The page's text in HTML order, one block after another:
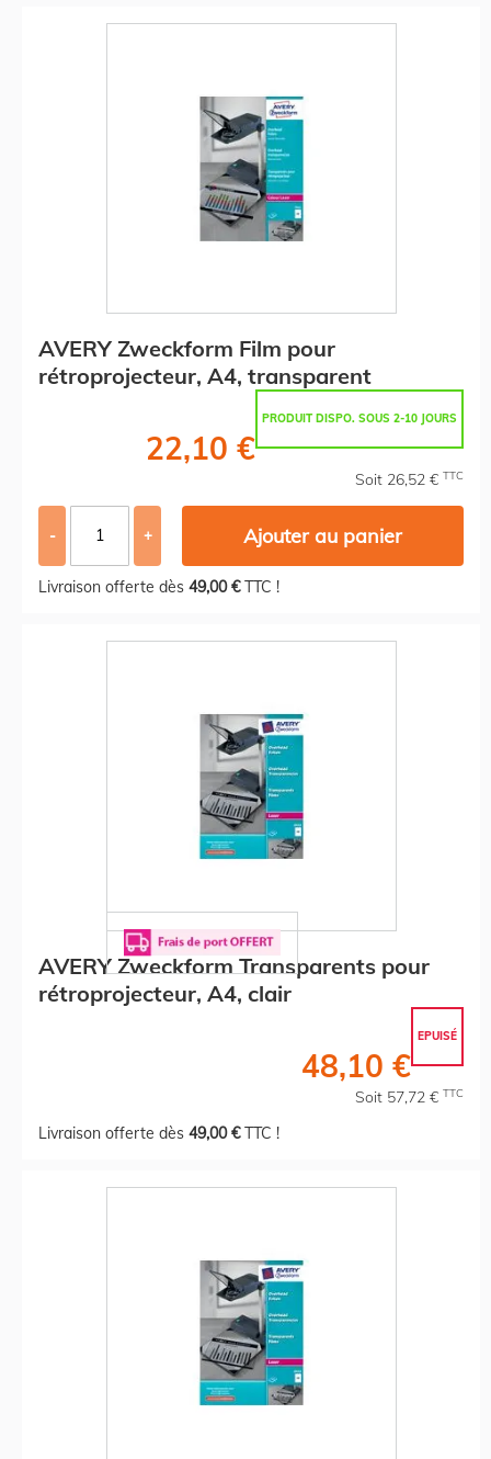
AVERY Zweckform Film pour
rétroprojecteur, A4, transparent
PRODUIT DISPO. SOUS 2-10 JOURS
22,10 €
Soit 26,52 € TTC
- + Ajouter au panier
Livraison offerte dès 49,00 €TTC !
AVERY Zweckform Transparents pour
rétroprojecteur, A4, clair
EPUISÉ
48,10 €
Soit 57,72 € TTC
Livraison offerte dès 49,00 €TTC !